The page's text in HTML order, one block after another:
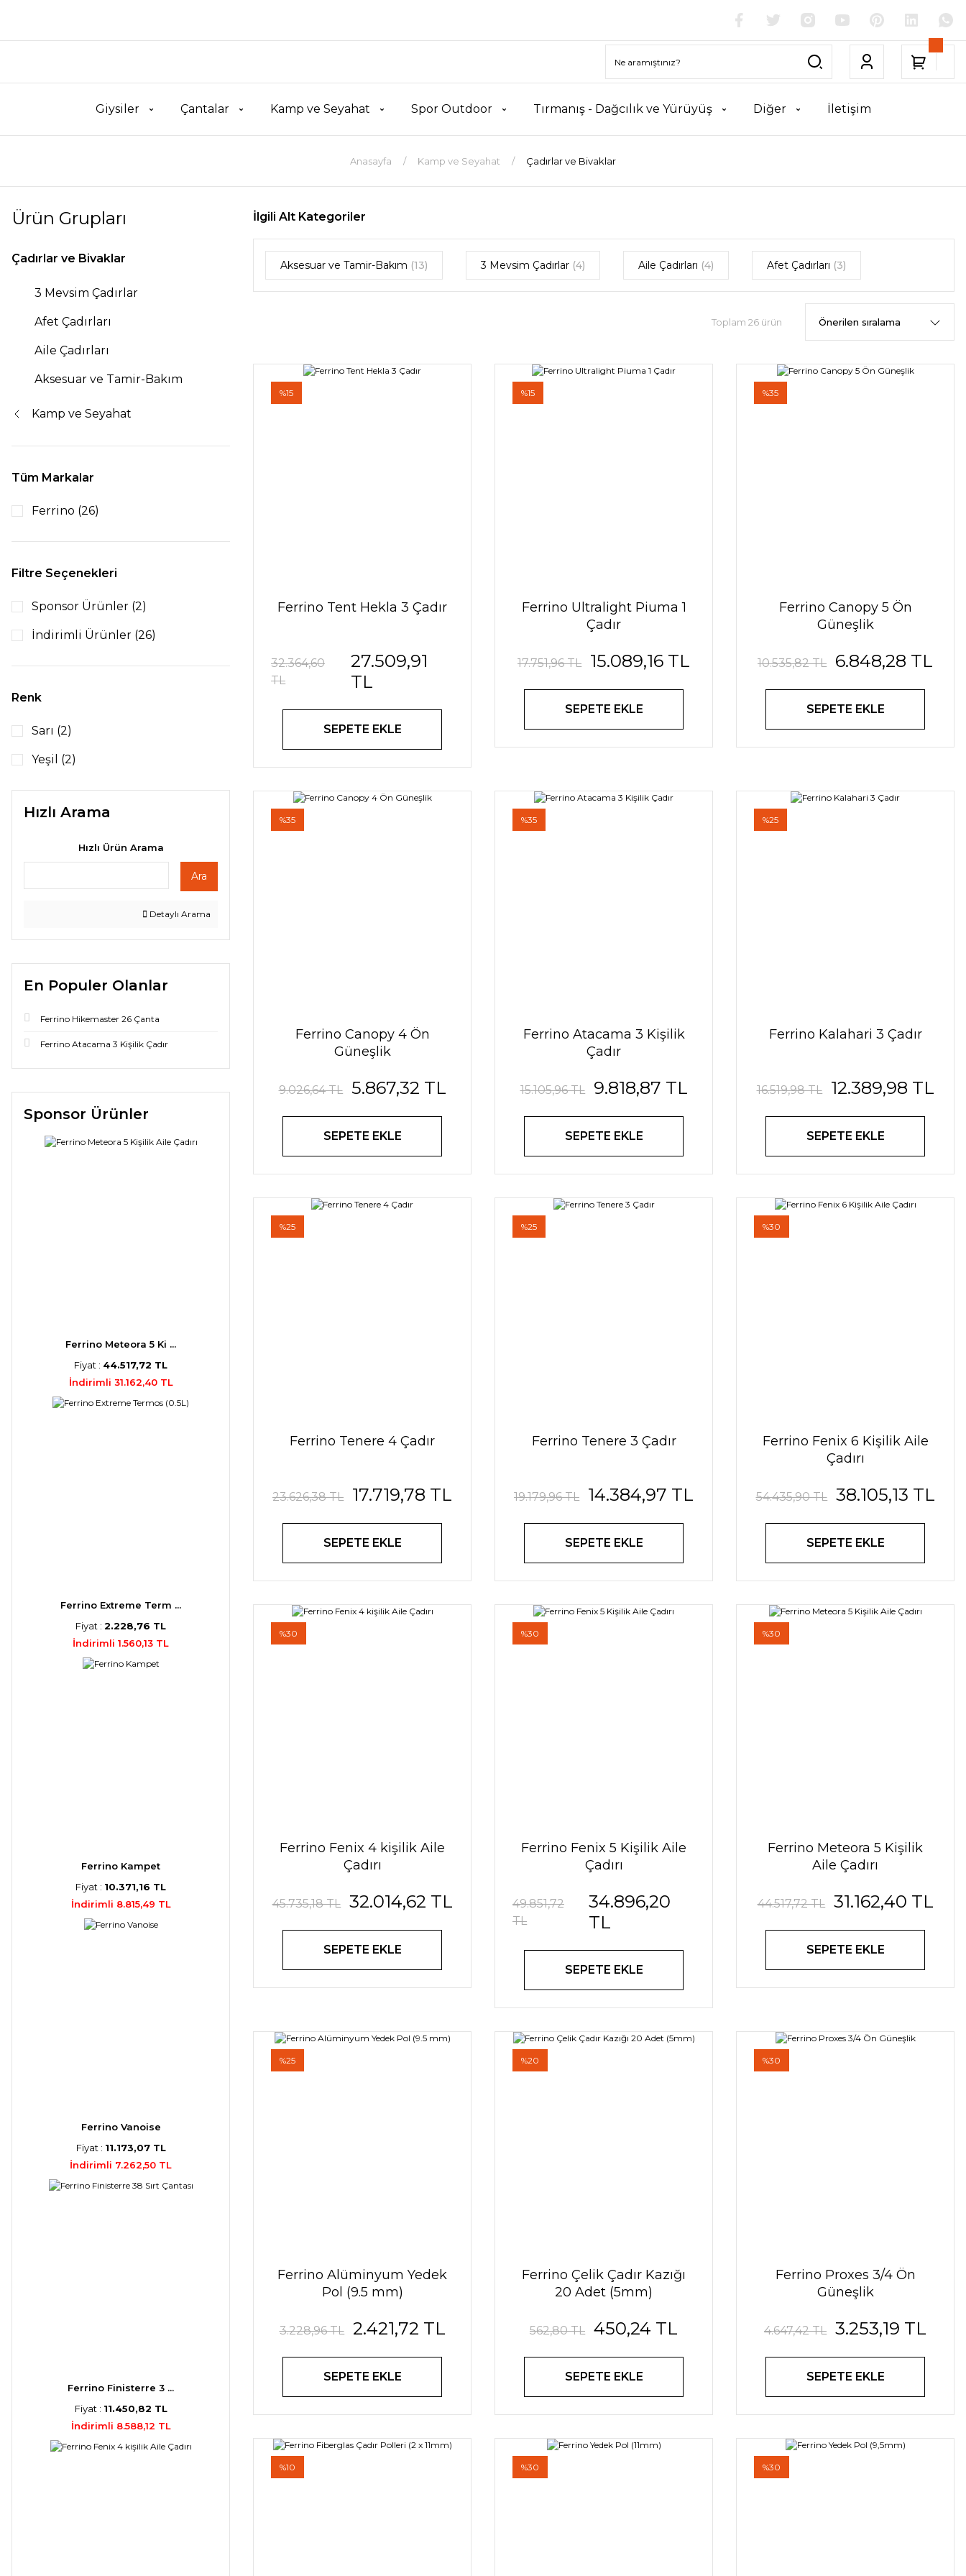
Giysiler Çantalar Kamp ve Seyahat Spor Outdoor Tırmanış - Dağcılık ve Yürüyüş Diğer İletişim
Anasayfa Kamp ve Seyahat Çadırlar ve Bivaklar
Ürün Grupları
Çadırlar ve Bivaklar
3 Mevsim Çadırlar
Afet Çadırları
Aile Çadırları
Aksesuar ve Tamir-Bakım
Kamp ve Seyahat
Tüm Markalar
Ferrino (26)
Filtre Seçenekleri
Sponsor Ürünler (2)
İndirimli Ürünler (26)
Renk
Sarı (2)
Yeşil (2)
Hızlı Arama
Hızlı Ürün Arama
Ara
Detaylı Arama
En Populer Olanlar
Ferrino Hikemaster 26 Çanta
Ferrino Atacama 3 Kişilik Çadır
Sponsor Ürünler
Ferrino Meteora 5 Ki ...
Fiyat : 44.517,72 TL
İndirimli 31.162,40 TL
Ferrino Extreme Term ...
Fiyat : 2.228,76 TL
İndirimli 1.560,13 TL
Ferrino Kampet
Fiyat : 10.371,16 TL
İndirimli 8.815,49 TL
Ferrino Vanoise
Fiyat : 11.173,07 TL
İndirimli 7.262,50 TL
Ferrino Finisterre 3 ...
Fiyat : 11.450,82 TL
İndirimli 8.588,12 TL
İlgili Alt Kategoriler
Aksesuar ve Tamir-Bakım (13) 3 Mevsim Çadırlar (4) Aile Çadırları (4) Afet Çadırları (3)
Toplam 26 ürün
%15
Ferrino Tent Hekla 3 Çadır
32.364,60
TL
27.509,91
TL
SEPETE EKLE
%15
Ferrino Ultralight Piuma 1
Çadır
17.751,96 TL 15.089,16 TL
SEPETE EKLE
%35
Ferrino Canopy 5 Ön
Güneşlik
10.535,82 TL 6.848,28 TL
SEPETE EKLE
%35
Ferrino Canopy 4 Ön
Güneşlik
9.026,64 TL 5.867,32 TL
SEPETE EKLE
%35
Ferrino Atacama 3 Kişilik
Çadır
15.105,96 TL 9.818,87 TL
SEPETE EKLE
%25
Ferrino Kalahari 3 Çadır
16.519,98 TL 12.389,98 TL
SEPETE EKLE
%25
Ferrino Tenere 4 Çadır
23.626,38 TL 17.719,78 TL
SEPETE EKLE
%25
Ferrino Tenere 3 Çadır
19.179,96 TL 14.384,97 TL
SEPETE EKLE
%30
Ferrino Fenix 6 Kişilik Aile
Çadırı
54.435,90 TL 38.105,13 TL
SEPETE EKLE
%30
Ferrino Fenix 4 kişilik Aile
Çadırı
45.735,18 TL 32.014,62 TL
SEPETE EKLE
%30
Ferrino Fenix 5 Kişilik Aile
Çadırı
49.851,72
TL
34.896,20
TL
SEPETE EKLE
%30
Ferrino Meteora 5 Kişilik
Aile Çadırı
44.517,72 TL 31.162,40 TL
SEPETE EKLE
%25
Ferrino Alüminyum Yedek
Pol (9.5 mm)
3.228,96 TL 2.421,72 TL
SEPETE EKLE
%20
Ferrino Çelik Çadır Kazığı
20 Adet (5mm)
562,80 TL 450,24 TL
SEPETE EKLE
%30
Ferrino Proxes 3/4 Ön
Güneşlik
4.647,42 TL 3.253,19 TL
SEPETE EKLE
%10 %30 %30